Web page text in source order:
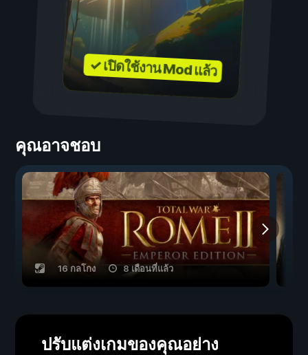
✓ เปิดใช้งาน Mod แล้ว
คุณอาจชอบ
16 กลโกง 8 เดือนที่แล้ว
ปรับแต่งเกมของคุณอย่าง